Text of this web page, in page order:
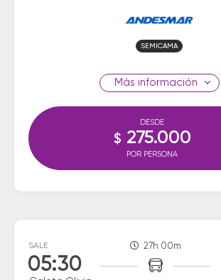
SEMICAMA
información
DESDE
$ 275.000
POR PERSONA
SALE
05:30
27h 00m